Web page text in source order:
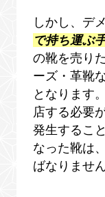
しかし、デ
で持ち運ぶ
の靴を売り
ーズ・革靴
となります
店する必要
発生するこ
なった靴は
ばなりません